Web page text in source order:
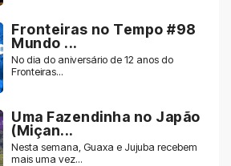
Fronteiras no Tempo #98
Mundo ...
No dia do aniversário de 12 anos do
Fronteiras...
Uma Fazendinha no Japão
(Miçan...
Nesta semana, Guaxa e Jujuba recebem
mais uma vez...